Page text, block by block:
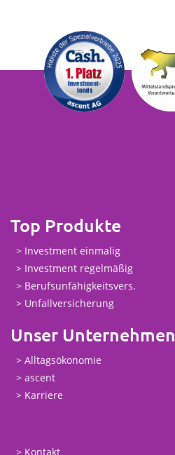
Top Produkte
Investment einmalig
Investment regelmäßig
Berufsunfähigkeitsvers.
Unfallversicherung
Unser Unternehmen
Alltagsökonomie
ascent
Karriere
Kontakt